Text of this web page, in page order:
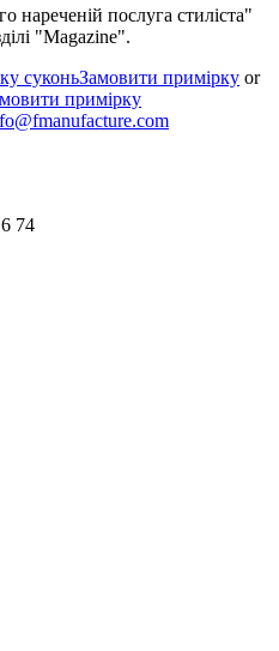
нареченій послуга стиліста"
"Magazine".
суконьЗамовити примірку or
примірку
74